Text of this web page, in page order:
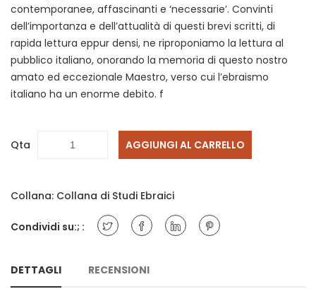
contemporanee, affascinanti e ‘necessarie’. Convinti
dell’importanza e dell’attualità di questi brevi scritti, di
rapida lettura eppur densi, ne riproponiamo la lettura al
pubblico italiano, onorando la memoria di questo nostro
amato ed eccezionale Maestro, verso cui l’ebraismo
italiano ha un enorme debito. f
Qta AGGIUNGI AL CARRELLO
Collana: Collana di Studi Ebraici
Condividi su:; :
DETTAGLI RECENSIONI